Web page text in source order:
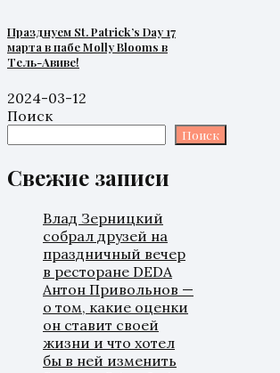
Празднуем St. Patrick’s Day 17
марта в пабе Molly Blooms в
Тель-Авиве!
2024-03-12
Поиск
Поиск
Свежие записи
Влад Зерницкий
собрал друзей на
праздничный вечер
в ресторане DEDA
Антон Привольнов —
о том, какие оценки
он ставит своей
жизни и что хотел
бы в ней изменить